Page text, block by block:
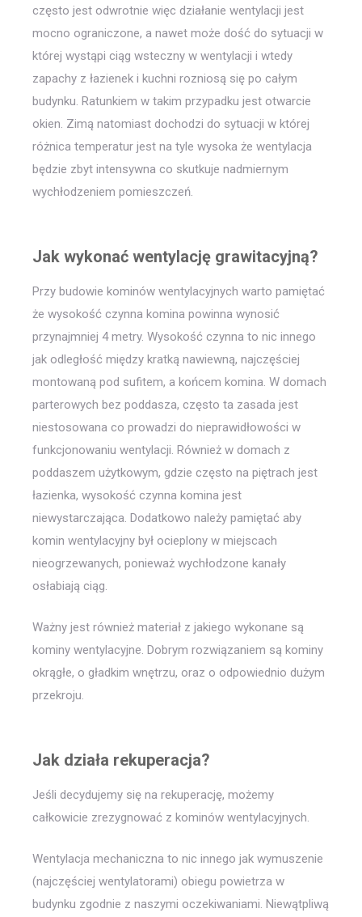
często jest odwrotnie więc działanie wentylacji jest
mocno ograniczone, a nawet może dość do sytuacji w
której wystąpi ciąg wsteczny w wentylacji i wtedy
zapachy z łazienek i kuchni rozniosą się po całym
budynku. Ratunkiem w takim przypadku jest otwarcie
okien. Zimą natomiast dochodzi do sytuacji w której
różnica temperatur jest na tyle wysoka że wentylacja
będzie zbyt intensywna co skutkuje nadmiernym
wychłodzeniem pomieszczeń.
Jak wykonać wentylację grawitacyjną?
Przy budowie kominów wentylacyjnych warto pamiętać
że wysokość czynna komina powinna wynosić
przynajmniej 4 metry. Wysokość czynna to nic innego
jak odległość między kratką nawiewną, najczęściej
montowaną pod sufitem, a końcem komina. W domach
parterowych bez poddasza, często ta zasada jest
niestosowana co prowadzi do nieprawidłowości w
funkcjonowaniu wentylacji. Również w domach z
poddaszem użytkowym, gdzie często na piętrach jest
łazienka, wysokość czynna komina jest
niewystarczająca. Dodatkowo należy pamiętać aby
komin wentylacyjny był ocieplony w miejscach
nieogrzewanych, ponieważ wychłodzone kanały
osłabiają ciąg.
Ważny jest również materiał z jakiego wykonane są
kominy wentylacyjne. Dobrym rozwiązaniem są kominy
okrągłe, o gładkim wnętrzu, oraz o odpowiednio dużym
przekroju.
Jak działa rekuperacja?
Jeśli decydujemy się na rekuperację, możemy
całkowicie zrezygnować z kominów wentylacyjnych.
Wentylacja mechaniczna to nic innego jak wymuszenie
(najczęściej wentylatorami) obiegu powietrza w
budynku zgodnie z naszymi oczekiwaniami. Niewątpliwą